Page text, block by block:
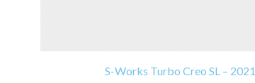
S-Works Turbo Creo SL – 2021